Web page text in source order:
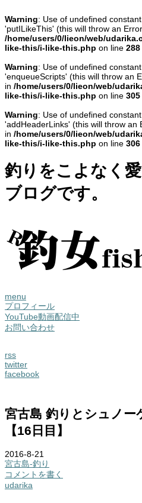
Warning: Use of undefined
'putILikeThis' (this will throw an
/home/users/0/lieon/web/
like-this/i-like-this.php on line 288
Warning: Use of undefined
'enqueueScripts' (this will throw an
in /home/users/0/lieon/web/
like-this/i-like-this.php on line 305
Warning: Use of undefined
'addHeaderLinks' (this will throw an
in /home/users/0/lieon/web/
like-this/i-like-this.php on line 306
釣りをこよなく
ブログです。
menu
プロフィール
YouTube動画配信中
お問い合わせ
rss
twitter
facebook
宮古島 釣りとシュノー
【16日目】
2016-8-21
宮古島-釣り
コメントを書く
udarika